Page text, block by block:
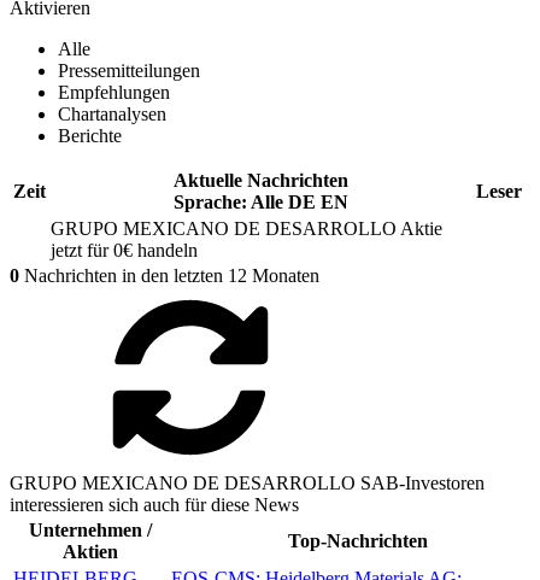
Aktivieren
Alle
Pressemitteilungen
Empfehlungen
Chartanalysen
Berichte
Zeit
Aktuelle Nachrichten
Sprache: Alle DE EN
Leser
GRUPO MEXICANO DE DESARROLLO Aktie
jetzt für 0€ handeln
0 Nachrichten in den letzten 12 Monaten
GRUPO MEXICANO DE DESARROLLO SAB-Investoren
interessieren sich auch für diese News
Unternehmen /
Aktien
Top-Nachrichten